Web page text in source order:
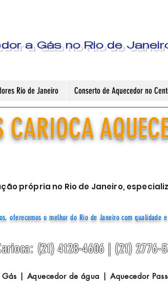
a Gás no Rio de
Rio de Janeiro Conserto de Aquecedor no
CARIOCA
própria no Rio de Janeiro,
oferecemos o melhor do Rio de Janeiro com qualidade
(21) 4128-4606 | (21) 2776-
| Aquecedor de água | Aquecedor